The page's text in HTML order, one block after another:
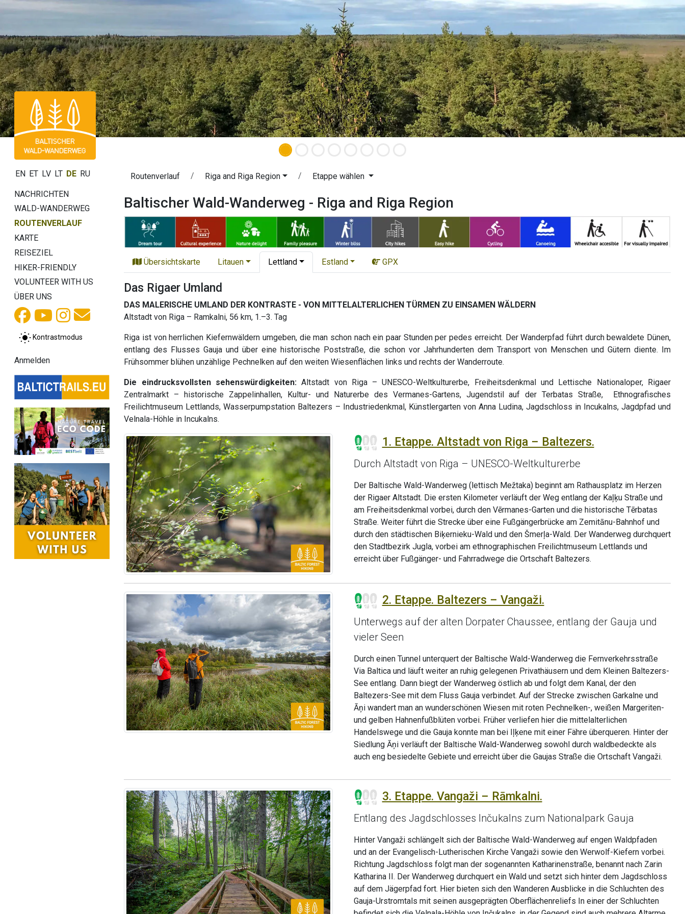
EN ET LV LT DE RU
NACHRICHTEN
WALD-WANDERWEG
ROUTENVERLAUF
KARTE
REISEZIEL
HIKER-FRIENDLY
VOLUNTEER WITH US
ÜBER UNS
Kontrastmodus
Anmelden
Routenverlauf Riga and Riga Region Etappe wählen
Baltischer Wald-Wanderweg - Riga and Riga Region
Übersichtskarte Litauen Lettland Estland GPX
Das Rigaer Umland
DAS MALERISCHE UMLAND DER KONTRASTE - VON MITTELALTERLICHEN TÜRMEN ZU EINSAMEN WÄLDERN
Altstadt von Riga – Ramkalni, 56 km, 1.–3. Tag
Riga ist von herrlichen Kiefernwäldern umgeben, die man schon nach ein paar Stunden per pedes erreicht. Der Wanderpfad führt durch bewaldete Dünen,
entlang des Flusses Gauja und über eine historische Poststraße, die schon vor Jahrhunderten dem Transport von Menschen und Gütern diente. Im
Frühsommer blühen unzählige Pechnelken auf den weiten Wiesenflächen links und rechts der Wanderroute.
Die eindrucksvollsten sehenswürdigkeiten:Altstadt von Riga – UNESCO-Weltkulturerbe, Freiheitsdenkmal und Lettische Nationaloper, Rigaer
Zentralmarkt – historische Zappelinhallen, Kultur- und Naturerbe des Vermanes-Gartens, Jugendstil auf der Terbatas Straße, Ethnografisches
Freilichtmuseum Lettlands, Wasserpumpstation Baltezers – Industriedenkmal, Künstlergarten von Anna Ludina, Jagdschloss in Incukalns, Jagdpfad und
Velnala-Höhle in Incukalns.
1. Etappe. Altstadt von Riga – Baltezers.
Durch Altstadt von Riga – UNESCO-Weltkulturerbe
Der Baltische Wald-Wanderweg (lettisch Mežtaka) beginnt am Rathausplatz im Herzen
der Rigaer Altstadt. Die ersten Kilometer verläuft der Weg entlang der Kaļķu Straße und
am Freiheitsdenkmal vorbei, durch den Vērmanes-Garten und die historische Tērbatas
Straße. Weiter führt die Strecke über eine Fußgängerbrücke am Zemitānu-Bahnhof und
durch den städtischen Biķernieku-Wald und den Šmerļa-Wald. Der Wanderweg durchquert
den Stadtbezirk Jugla, vorbei am ethnographischen Freilichtmuseum Lettlands und
erreicht über Fußgänger- und Fahrradwege die Ortschaft Baltezers.
2. Etappe. Baltezers – Vangaži.
Unterwegs auf der alten Dorpater Chaussee, entlang der Gauja und
vieler Seen
Durch einen Tunnel unterquert der Baltische Wald-Wanderweg die Fernverkehrsstraße
Via Baltica und läuft weiter an ruhig gelegenen Privathäusern und dem Kleinen Baltezers-
See entlang. Dann biegt der Wanderweg östlich ab und folgt dem Kanal, der den
Baltezers-See mit dem Fluss Gauja verbindet. Auf der Strecke zwischen Garkalne und
Āņi wandert man an wunderschönen Wiesen mit roten Pechnelken-, weißen Margeriten-
und gelben Hahnenfußblüten vorbei. Früher verliefen hier die mittelalterlichen
Handelswege und die Gauja konnte man bei Iļķene mit einer Fähre überqueren. Hinter der
Siedlung Āņi verläuft der Baltische Wald-Wanderweg sowohl durch waldbedeckte als
auch eng besiedelte Gebiete und erreicht über die Gaujas Straße die Ortschaft Vangaži.
3. Etappe. Vangaži – Rāmkalni.
Entlang des Jagdschlosses Inčukalns zum Nationalpark Gauja
Hinter Vangaži schlängelt sich der Baltische Wald-Wanderweg auf engen Waldpfaden
und an der Evangelisch-Lutherischen Kirche Vangaži sowie den Werwolf-Kiefern vorbei.
Richtung Jagdschloss folgt man der sogenannten Katharinenstraße, benannt nach Zarin
Katharina II. Der Wanderweg durchquert ein Wald und setzt sich hinter dem Jagdschloss
auf dem Jägerpfad fort. Hier bieten sich den Wanderen Ausblicke in die Schluchten des
Gauja-Urstromtals mit seinen ausgeprägten Oberflächenreliefs In einer der Schluchten